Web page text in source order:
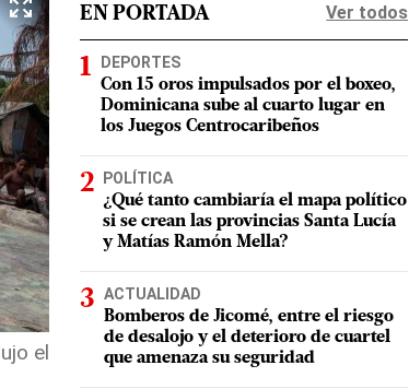
el
EN PORTADA Ver todos
DEPORTES
Con 15 oros impulsados por el boxeo,
Dominicana sube al cuarto lugar en
los Juegos Centrocaribeños
POLÍTICA
¿Qué tanto cambiaría el mapa político
si se crean las provincias Santa Lucía
y Matías Ramón Mella?
ACTUALIDAD
Bomberos de Jicomé, entre el riesgo
de desalojo y el deterioro de cuartel
que amenaza su seguridad